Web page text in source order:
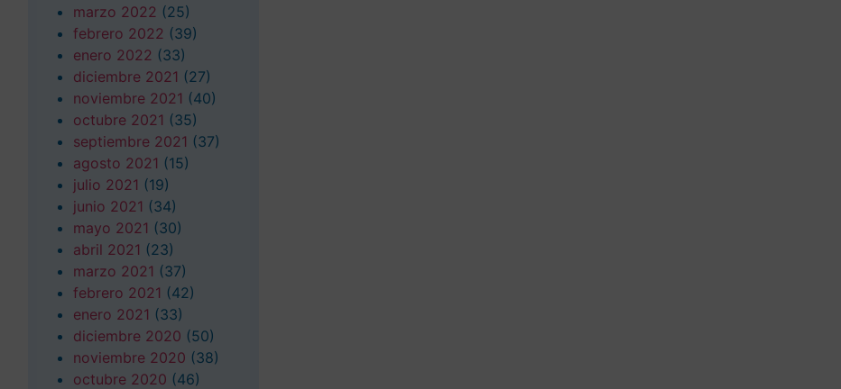
marzo 2022 (25)
febrero 2022 (39)
enero 2022 (33)
diciembre 2021 (27)
noviembre 2021 (40)
octubre 2021 (35)
septiembre 2021 (37)
agosto 2021 (15)
julio 2021 (19)
junio 2021 (34)
mayo 2021 (30)
abril 2021 (23)
marzo 2021 (37)
febrero 2021 (42)
enero 2021 (33)
diciembre 2020 (50)
noviembre 2020 (38)
octubre 2020 (46)